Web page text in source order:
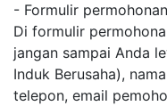
- Formulir permohonan
Di formulir
jangan sampai Anda
Induk Berusaha),
telepon, email